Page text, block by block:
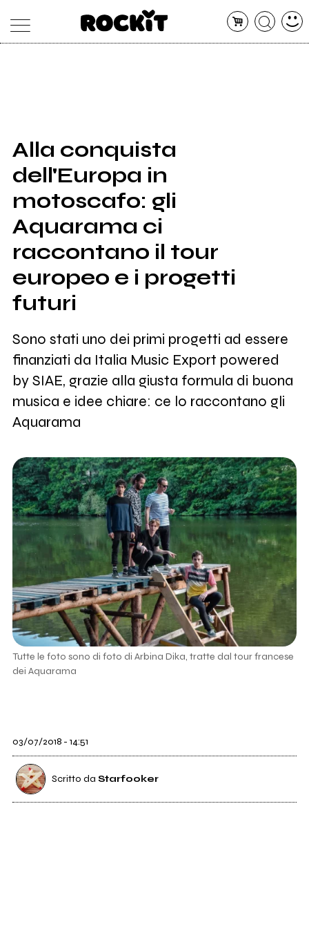
SHOP
RADIO
Alla conquista
dell'Europa in
motoscafo: gli
Aquarama ci
raccontano il tour
europeo e i progetti
futuri
Sono stati uno dei primi progetti ad essere
finanziati da Italia Music Export powered
by SIAE, grazie alla giusta formula di buona
musica e idee chiare: ce lo raccontano gli
Aquarama
Tutte le foto sono di foto di Arbina Dika, tratte dal tour francese
dei Aquarama
03/07/2018 - 14:51
Scritto da Starfooker